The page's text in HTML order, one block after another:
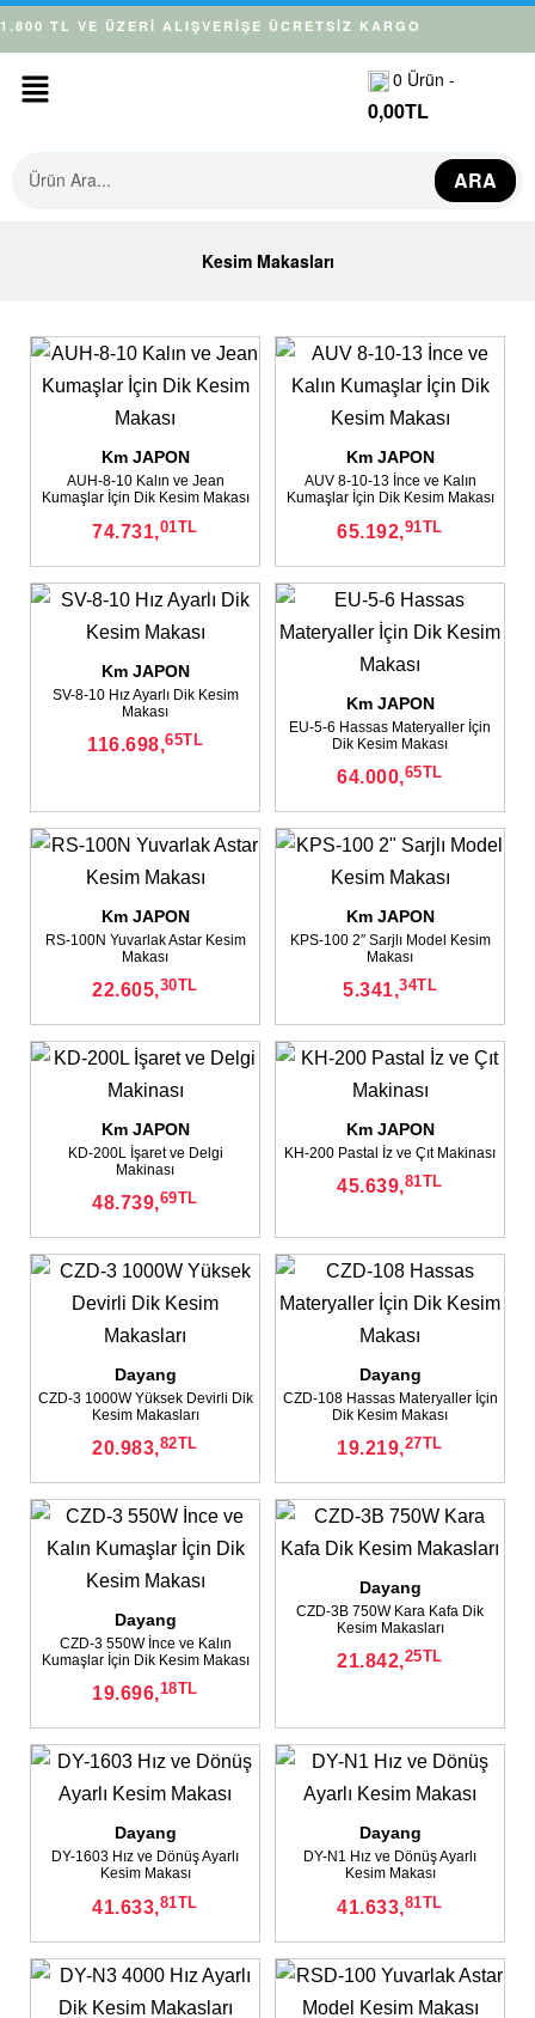
1.800 TL VE ÜZERİ ALIŞVERİŞE ÜCRETSİZ KARGO
0 Ürün -
0,00TL
ARA
Kesim Makasları
Km JAPON
AUH-8-10 Kalın ve Jean
Kumaşlar İçin Dik Kesim Makası
74.731,01TL
Km JAPON
AUV 8-10-13 İnce ve Kalın
Kumaşlar İçin Dik Kesim Makası
65.192,91TL
Km JAPON
SV-8-10 Hız Ayarlı Dik Kesim
Makası
116.698,65TL
Km JAPON
EU-5-6 Hassas Materyaller İçin
Dik Kesim Makası
64.000,65TL
Km JAPON
RS-100N Yuvarlak Astar Kesim
Makası
22.605,30TL
Km JAPON
KPS-100 2″ Sarjlı Model Kesim
Makası
5.341,34TL
Km JAPON
KD-200L İşaret ve Delgi
Makinası
48.739,69TL
Km JAPON
KH-200 Pastal İz ve Çıt Makinası
45.639,81TL
Dayang
CZD-3 1000W Yüksek Devirli Dik
Kesim Makasları
20.983,82TL
Dayang
CZD-108 Hassas Materyaller İçin
Dik Kesim Makası
19.219,27TL
Dayang
CZD-3 550W İnce ve Kalın
Kumaşlar İçin Dik Kesim Makası
19.696,18TL
Dayang
CZD-3B 750W Kara Kafa Dik
Kesim Makasları
21.842,25TL
Dayang
DY-1603 Hız ve Dönüş Ayarlı
Kesim Makası
41.633,81TL
Dayang
DY-N1 Hız ve Dönüş Ayarlı
Kesim Makası
41.633,81TL